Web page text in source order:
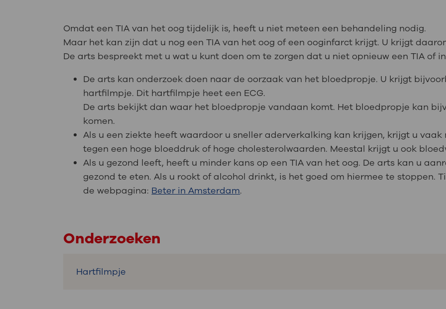
Omdat een TIA van het oog tijdelijk is, heeft u niet meteen een behandeling nodig.
Maar het kan zijn dat u nog een TIA van het oog of een ooginfarct krijgt. U krijgt
De arts bespreekt met u wat u kunt doen om te zorgen dat u niet opnieuw een TIA of
De arts kan onderzoek doen naar de oorzaak van het bloedpropje. U krijgt
hartfilmpje. Dit hartfilmpje heet een ECG.
De arts bekijkt dan waar het bloedpropje vandaan komt. Het bloedpropje kan
komen.
Als u een ziekte heeft waardoor u sneller aderverkalking kan krijgen, krijgt u
tegen een hoge bloeddruk of hoge cholesterolwaarden. Meestal krijgt u ook
Als u gezond leeft, heeft u minder kans op een TIA van het oog. De arts kan u
gezond te eten. Als u rookt of alcohol drinkt, is het goed om hiermee te stoppen.
de webpagina: Beter in Amsterdam.
Onderzoeken
Hartfilmpje